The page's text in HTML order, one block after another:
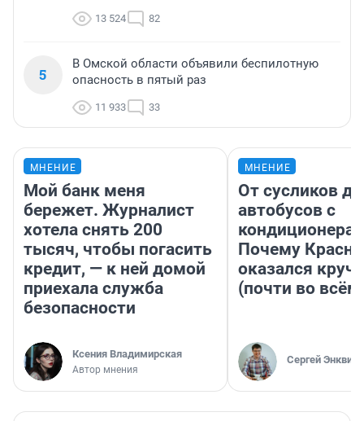
13 524 82
5
В Омской области объявили беспилотную
опасность в пятый раз
11 933 33
МНЕНИЕ
Мой банк меня
бережет. Журналист
хотела снять 200
тысяч, чтобы погасить
кредит, — к ней домой
приехала служба
безопасности
Ксения Владимирская
Автор мнения
МНЕНИЕ
От сусликов до
автобусов с
Почему
оказался
(почти во
Сергей Энквист